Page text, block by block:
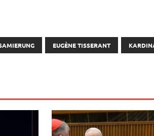
EUGÈNE TISSERANT